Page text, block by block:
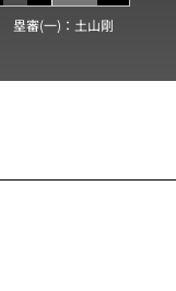
塁審(一)： 土山剛